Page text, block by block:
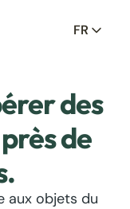
FR
des
de
aux objets du